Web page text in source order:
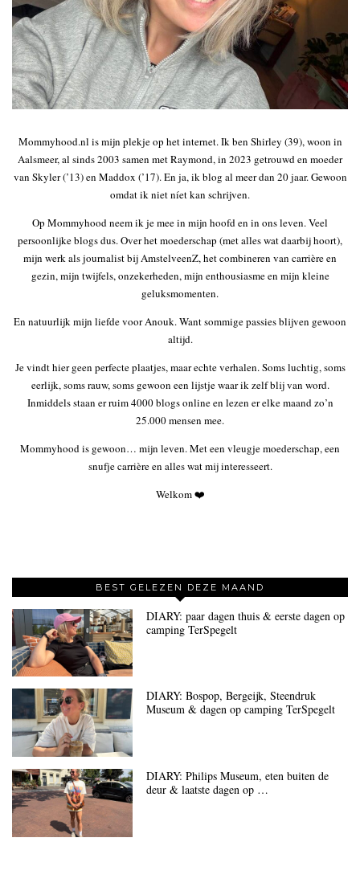
Mommyhood.nl is mijn plekje op het internet. Ik ben Shirley (39), woon in
Aalsmeer, al sinds 2003 samen met Raymond, in 2023 getrouwd en moeder
van Skyler (’13) en Maddox (’17). En ja, ik blog al meer dan 20 jaar. Gewoon
omdat ik niet níet kan schrijven.
Op Mommyhood neem ik je mee in mijn hoofd en in ons leven. Veel
persoonlijke blogs dus. Over het moederschap (met alles wat daarbij hoort),
mijn werk als journalist bij AmstelveenZ, het combineren van carrière en
gezin, mijn twijfels, onzekerheden, mijn enthousiasme en mijn kleine
geluksmomenten.
En natuurlijk mijn liefde voor Anouk. Want sommige passies blijven gewoon
altijd.
Je vindt hier geen perfecte plaatjes, maar echte verhalen. Soms luchtig, soms
eerlijk, soms rauw, soms gewoon een lijstje waar ik zelf blij van word.
Inmiddels staan er ruim 4000 blogs online en lezen er elke maand zo’n
25.000 mensen mee.
Mommyhood is gewoon… mijn leven. Met een vleugje moederschap, een
snufje carrière en alles wat mij interesseert.
Welkom ❤️
BEST GELEZEN DEZE MAAND
DIARY: paar dagen thuis & eerste dagen op
camping TerSpegelt
DIARY: Bospop, Bergeijk, Steendruk
Museum & dagen op camping TerSpegelt
DIARY: Philips Museum, eten buiten de
deur & laatste dagen op …